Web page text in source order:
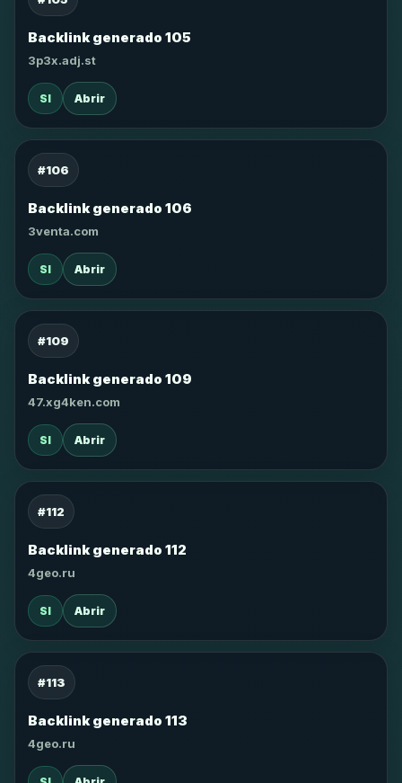
Backlink generado 105
3p3x.adj.st
SI Abrir
#106
Backlink generado 106
3venta.com
SI Abrir
#109
Backlink generado 109
47.xg4ken.com
SI Abrir
#112
Backlink generado 112
4geo.ru
SI Abrir
#113
Backlink generado 113
4geo.ru